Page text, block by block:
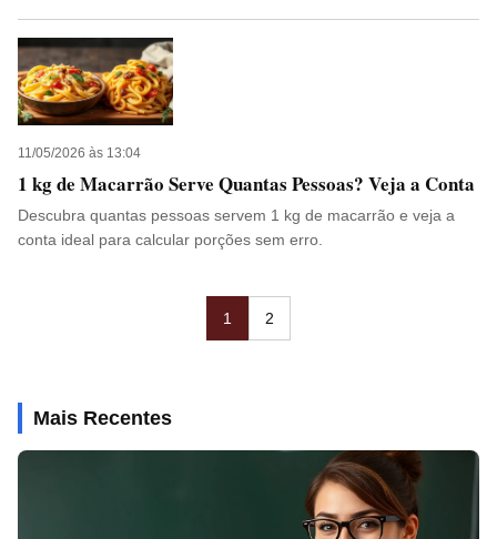
11/05/2026 às 13:04
1 kg de Macarrão Serve Quantas Pessoas? Veja a Conta
Descubra quantas pessoas servem 1 kg de macarrão e veja a
conta ideal para calcular porções sem erro.
1 2
Mais Recentes